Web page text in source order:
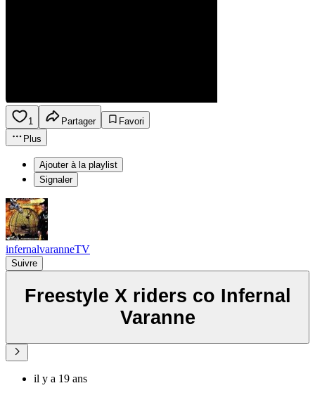
1 Partager
Favori
Plus
Ajouter à la playlist
Signaler
infernalvaranneTV
Suivre
Freestyle X riders co Infernal
Varanne
il y a 19 ans